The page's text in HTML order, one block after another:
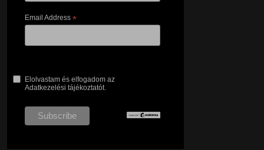
Email Address *
Elolvastam és elfogadom az
Adatkezelési tájékoztatót.